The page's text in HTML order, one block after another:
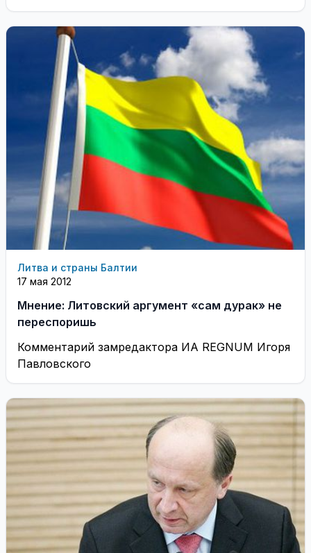
депутат парламента ...
Литва и страны Балтии
17 мая 2012
Мнение: Литовский аргумент «сам дурак» не
переспоришь
Комментарий замредактора ИА REGNUM Игоря
Павловского